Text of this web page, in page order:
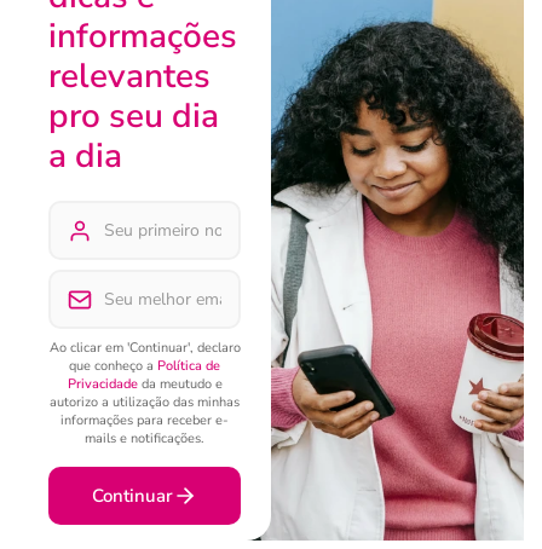
informações
relevantes
pro seu dia
a dia
Ao clicar em 'Continuar', declaro
que conheço a Política de
Privacidadeda meutudo e
autorizo a utilização das minhas
informações para receber e-
mails e notificações.
Continuar